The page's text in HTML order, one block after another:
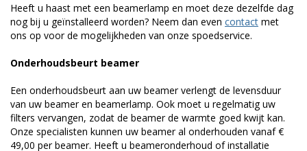
Heeft u haast met een beamerlamp en moet deze dezelfde dag
nog bij u geïnstalleerd worden? Neem dan even contact met
ons op voor de mogelijkheden van onze spoedservice.
Onderhoudsbeurt beamer
Een onderhoudsbeurt aan uw beamer verlengt de levensduur
van uw beamer en beamerlamp. Ook moet u regelmatig uw
filters vervangen, zodat de beamer de warmte goed kwijt kan.
Onze specialisten kunnen uw beamer al onderhouden vanaf €
49,00 per beamer. Heeft u beameronderhoud of installatie